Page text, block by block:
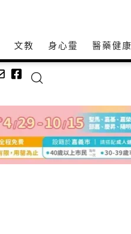
文教 身心𩆜 醫藥健康